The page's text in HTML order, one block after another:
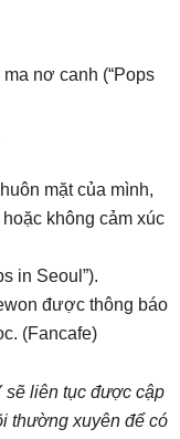
nơ canh (“Pops
mặt của mình,
không cảm xúc
in Seoul”).
được thông báo
(Fancafe)
sẽ liên tục được cập
thường xuyên để có